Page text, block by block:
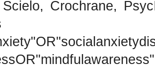
Scielo, Crochrane,